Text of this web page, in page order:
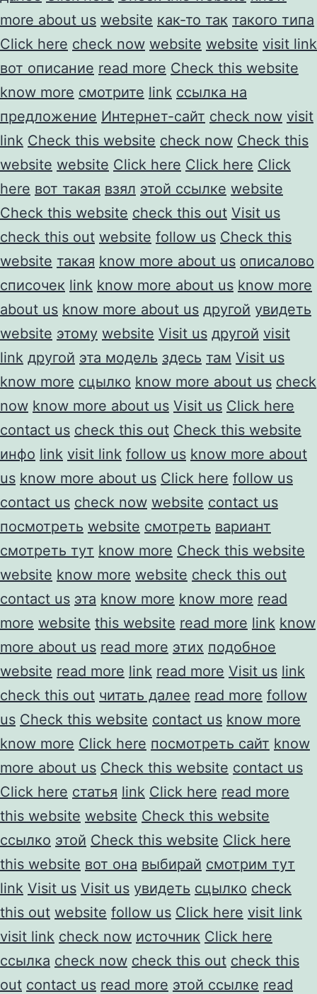
more about us website как-то так такого типа
Click here check now website website visit link
вот описание read more Check this website
know more смотрите link ссылка на
предложение Интернет-сайт check now visit
link Check this website check now Check this
website website Click here Click here Click
here вот такая взял этой ссылке website
Check this website check this out Visit us
check this out website follow us Check this
website такая know more about us описалово
списочек link know more about us know more
about us know more about us другой увидеть
website этому website Visit us другой visit
link другой эта модель здесь там Visit us
know more сцылко know more about us check
now know more about us Visit us Click here
contact us check this out Check this website
инфо link visit link follow us know more about
us know more about us Click here follow us
contact us check now website contact us
посмотреть website смотреть вариант
смотреть тут know more Check this website
website know more website check this out
contact us эта know more know more read
more website this website read more link know
more about us read more этих подобное
website read more link read more Visit us link
check this out читать далее read more follow
us Check this website contact us know more
know more Click here посмотреть сайт know
more about us Check this website contact us
Click here статья link Click here read more
this website website Check this website
ссылко этой Check this website Click here
this website вот она выбирай смотрим тут
link Visit us Visit us увидеть сцылко check
this out website follow us Click here visit link
visit link check now источник Click here
ссылка check now check this out check this
out contact us read more этой ссылке read